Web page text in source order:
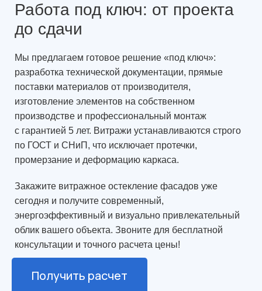
Работа под ключ: от проекта
до сдачи
Мы предлагаем готовое решение «под ключ»:
разработка технической документации, прямые
поставки материалов от производителя,
изготовление элементов на собственном
производстве и профессиональный монтаж
с гарантией 5 лет. Витражи устанавливаются строго
по ГОСТ и СНиП, что исключает протечки,
промерзание и деформацию каркаса.
Закажите витражное остекление фасадов уже
сегодня и получите современный,
энергоэффективный и визуально привлекательный
облик вашего объекта. Звоните для бесплатной
консультации и точного расчета цены!
Получить расчет